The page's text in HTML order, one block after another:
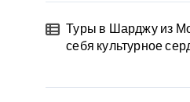
Туры в Шарджу из
себя культурное